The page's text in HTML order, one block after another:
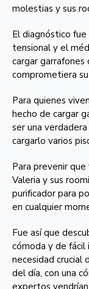
molestias y sus
El diagnóstico
tensional y el
cargar
comprometiera
Para quienes
hecho de cargar
ser una
cargarlo varios
Para prevenir
Valeria y sus
purificador para
en cualquier
Fue así que
cómoda y de
necesidad crucial
del día, con una
expertos